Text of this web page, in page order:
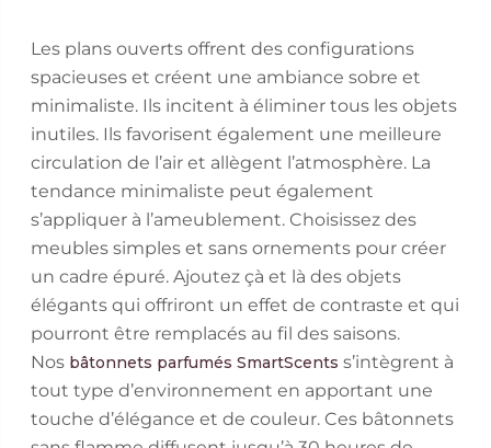
Les plans ouverts offrent des configurations
spacieuses et créent une ambiance sobre et
minimaliste. Ils incitent à éliminer tous les objets
inutiles. Ils favorisent également une meilleure
circulation de l’air et allègent l’atmosphère. La
tendance minimaliste peut également
s’appliquer à l’ameublement. Choisissez des
meubles simples et sans ornements pour créer
un cadre épuré. Ajoutez çà et là des objets
élégants qui offriront un effet de contraste et qui
pourront être remplacés au fil des saisons.
Nos bâtonnets parfumés SmartScents s’intègrent à
tout type d’environnement en apportant une
touche d’élégance et de couleur. Ces bâtonnets